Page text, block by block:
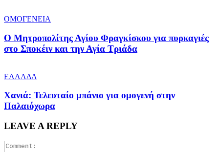
ΟΜΟΓΕΝΕΙΑ
Ο Μητροπολίτης Αγίου Φραγκίσκου για πυρκαγιές
στο Σποκέιν και την Αγία Τριάδα
ΕΛΛΑΔΑ
Χανιά: Τελευταίο μπάνιο για ομογενή στην
Παλαιόχωρα
LEAVE A REPLY